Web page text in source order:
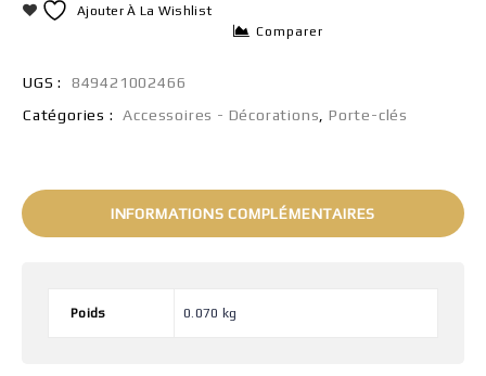
Ajouter À La Wishlist
Comparer
UGS :
849421002466
Catégories :
Accessoires - Décorations ,Porte-clés
INFORMATIONS COMPLÉMENTAIRES
Poids 0.070 kg